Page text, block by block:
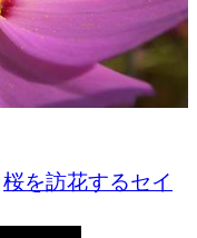
桜を訪花するセイ